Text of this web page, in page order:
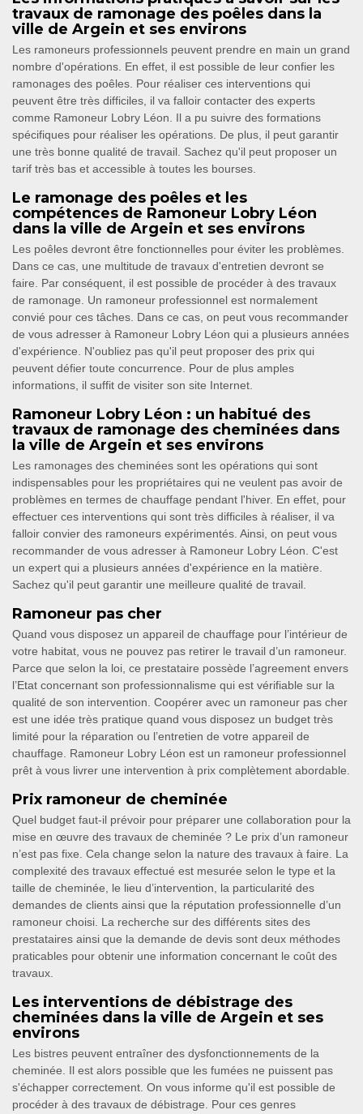
travaux de ramonage des poêles dans la
ville de Argein et ses environs
Les ramoneurs professionnels peuvent prendre en main un grand
nombre d'opérations. En effet, il est possible de leur confier les
ramonages des poêles. Pour réaliser ces interventions qui
peuvent être très difficiles, il va falloir contacter des experts
comme Ramoneur Lobry Léon. Il a pu suivre des formations
spécifiques pour réaliser les opérations. De plus, il peut garantir
une très bonne qualité de travail. Sachez qu'il peut proposer un
tarif très bas et accessible à toutes les bourses.
Le ramonage des poêles et les
compétences de Ramoneur Lobry Léon
dans la ville de Argein et ses environs
Les poêles devront être fonctionnelles pour éviter les problèmes.
Dans ce cas, une multitude de travaux d'entretien devront se
faire. Par conséquent, il est possible de procéder à des travaux
de ramonage. Un ramoneur professionnel est normalement
convié pour ces tâches. Dans ce cas, on peut vous recommander
de vous adresser à Ramoneur Lobry Léon qui a plusieurs années
d'expérience. N'oubliez pas qu'il peut proposer des prix qui
peuvent défier toute concurrence. Pour de plus amples
informations, il suffit de visiter son site Internet.
Ramoneur Lobry Léon : un habitué des
travaux de ramonage des cheminées dans
la ville de Argein et ses environs
Les ramonages des cheminées sont les opérations qui sont
indispensables pour les propriétaires qui ne veulent pas avoir de
problèmes en termes de chauffage pendant l'hiver. En effet, pour
effectuer ces interventions qui sont très difficiles à réaliser, il va
falloir convier des ramoneurs expérimentés. Ainsi, on peut vous
recommander de vous adresser à Ramoneur Lobry Léon. C'est
un expert qui a plusieurs années d'expérience en la matière.
Sachez qu'il peut garantir une meilleure qualité de travail.
Ramoneur pas cher
Quand vous disposez un appareil de chauffage pour l’intérieur de
votre habitat, vous ne pouvez pas retirer le travail d’un ramoneur.
Parce que selon la loi, ce prestataire possède l’agreement envers
l’Etat concernant son professionnalisme qui est vérifiable sur la
qualité de son intervention. Coopérer avec un ramoneur pas cher
est une idée très pratique quand vous disposez un budget très
limité pour la réparation ou l’entretien de votre appareil de
chauffage. Ramoneur Lobry Léon est un ramoneur professionnel
prêt à vous livrer une intervention à prix complètement abordable.
Prix ramoneur de cheminée
Quel budget faut-il prévoir pour préparer une collaboration pour la
mise en œuvre des travaux de cheminée ? Le prix d’un ramoneur
n’est pas fixe. Cela change selon la nature des travaux à faire. La
complexité des travaux effectué est mesurée selon le type et la
taille de cheminée, le lieu d’intervention, la particularité des
demandes de clients ainsi que la réputation professionnelle d’un
ramoneur choisi. La recherche sur des différents sites des
prestataires ainsi que la demande de devis sont deux méthodes
praticables pour obtenir une information concernant le coût des
travaux.
Les interventions de débistrage des
cheminées dans la ville de Argein et ses
environs
Les bistres peuvent entraîner des dysfonctionnements de la
cheminée. Il est alors possible que les fumées ne puissent pas
s'échapper correctement. On vous informe qu'il est possible de
procéder à des travaux de débistrage. Pour ces genres